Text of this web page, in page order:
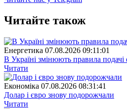
Читайте також
Енергетика 07.08.2026 09:11:01
В Україні змінюють правила подачі
Читати
Економіка 07.08.2026 08:31:41
Долар і євро знову подорожчали
Читати